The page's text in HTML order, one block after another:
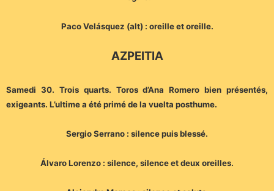
Paco Velásquez (alt) : oreille et oreille.
AZPEITIA
Samedi 30. Trois quarts. Toros d’Ana Romero bien présentés,
exigeants. L’ultime a été primé de la vuelta posthume.
Sergio Serrano : silence puis blessé.
Álvaro Lorenzo : silence, silence et deux oreilles.